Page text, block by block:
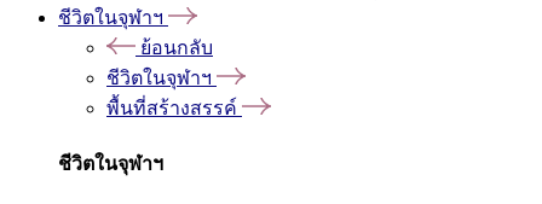
ชีวิตในจุฬาฯ
ย้อนกลับ
ชีวิตในจุฬาฯ
พื้นที่สร้างสรรค์
ชีวิตในจุฬาฯ